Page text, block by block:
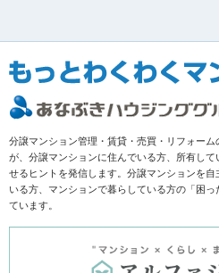
分譲マンション管理・賃貸・売買・リフォー
が、分譲マンションに住んでいる方、所有し
せるヒントを発信します。分譲マンションを
いる方、マンションで暮らしている方の「困
ています。